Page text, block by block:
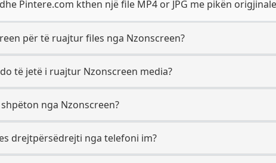
Pintere.com kthen një file MP4 or JPG me pikën
për të ruajtur files nga Nzonscreen?
të jetë i ruajtur Nzonscreen media?
nga Nzonscreen?
drejtpërsëdrejti nga telefoni im?